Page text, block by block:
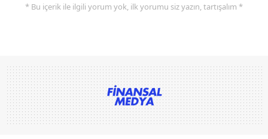
* Bu içerik ile ilgili yorum yok, ilk yorumu siz yazın, tartışalım *